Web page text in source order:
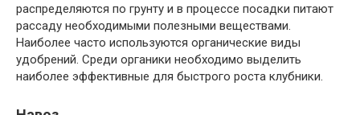
распределяются по грунту и в процессе посадки питают
рассаду необходимыми полезными веществами.
Наиболее часто используются органические виды
удобрений. Среди органики необходимо выделить
наиболее эффективные для быстрого роста клубники.